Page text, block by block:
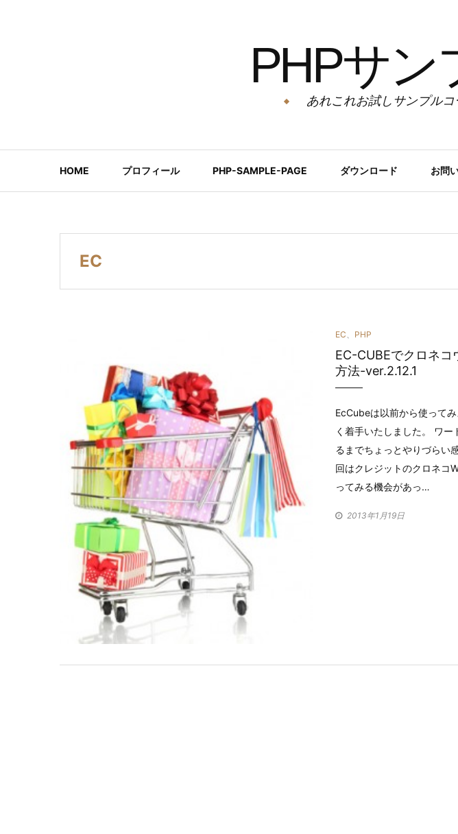
PHPサン
あれこれお試しサンプル
HOME プロフィール PHP-SAMPLE-PAGE ダウンロード お問
EC
カ
テ
リ
ー
EC、 PHP
EC-CUBEでクロネコ
方法-ver.2.12.1
EcCubeは以前から使って
く着手いたしました。 ワ
るまでちょっとやりづらい
回はクレジットのクロネコ
ってみる機会があっ…
2013年1月19日